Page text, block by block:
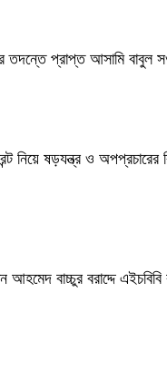
তদন্তে প্রাপ্ত আসামি বাবুল
নিয়ে ষড়যন্ত্র ও অপপ্রচারের
বাচ্চুর বরাদ্দে এইচবিবি